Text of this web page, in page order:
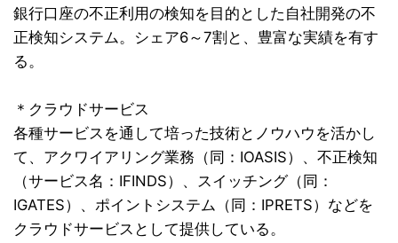
銀行口座の不正利用の検知を目的とした自社開発の不
正検知システム。シェア6～7割と、豊富な実績を有す
る。
＊クラウドサービス
各種サービスを通して培った技術とノウハウを活かし
て、アクワイアリング業務（同：IOASIS）、不正検知
（サービス名：IFINDS）、スイッチング（同：
IGATES）、ポイントシステム（同：IPRETS）などを
クラウドサービスとして提供している。